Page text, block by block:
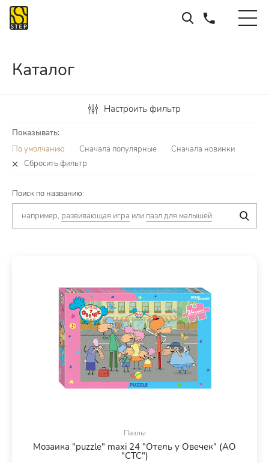
Каталог
Настроить фильтр
Показывать:
По умолчанию
Сначала популярные
Сначала новинки
Сбросить фильтр
Поиск по названию:
например, развивающая игра или пазл для малышей
Пазлы
Мозаика "puzzle" maxi 24 "Отель у Овечек" (АО
"СТС")